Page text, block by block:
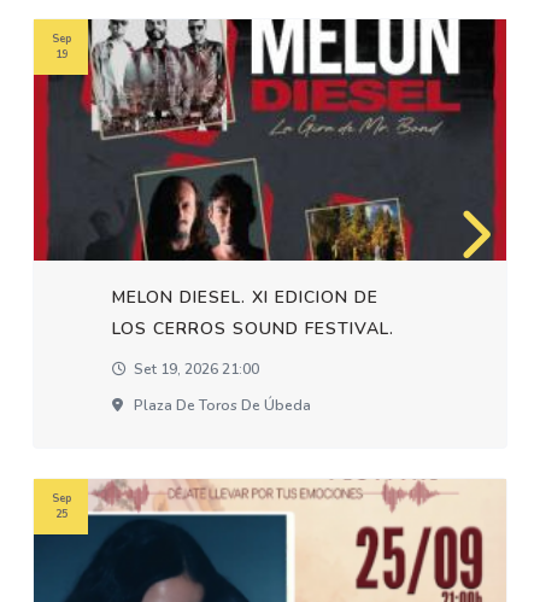
MELON DIESEL. XI EDICION DE
LOS CERROS SOUND FESTIVAL.
Set 19, 2026 21:00
Plaza De Toros De Úbeda
Sep
19
Sep
25